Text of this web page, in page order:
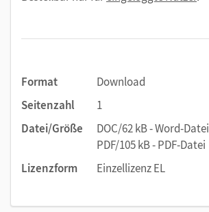
Format
Download
Seitenzahl
1
Datei/Größe
DOC/62 kB - Word-Datei
PDF/105 kB - PDF-Datei
Lizenzform
Einzellizenz EL